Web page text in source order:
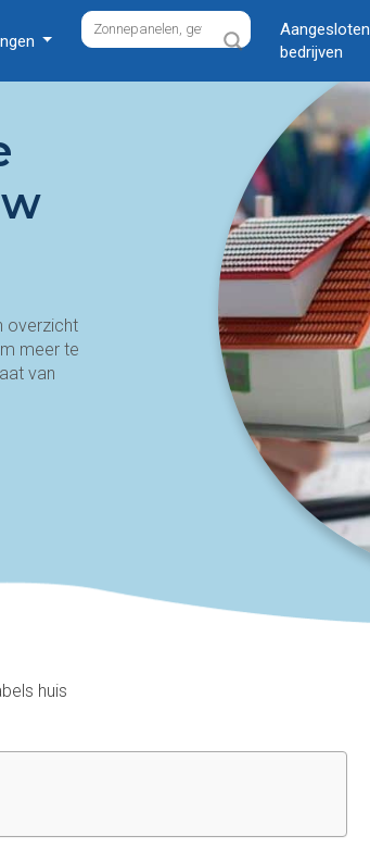
Aangesloten
bedrijven
overzicht
meer te
van
huis